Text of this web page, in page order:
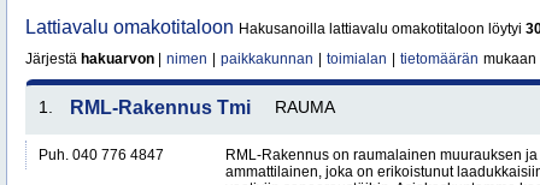
Lattiavalu omakotitaloon Hakusanoilla lattiavalu omakotitaloon löytyi
Järjestä hakuarvon nimen paikkakunnan toimialan tietomäärän mukaan
1. RML-Rakennus Tmi RAUMA
Puh. 040 776 4847
RML-Rakennus on raumalainen muurauksen
ammattilainen, joka on erikoistunut